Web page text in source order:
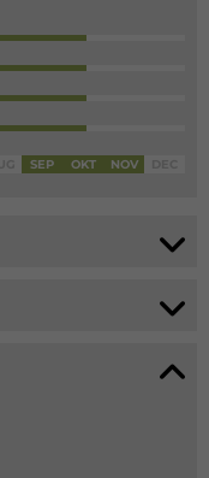
SEP OKT NOV